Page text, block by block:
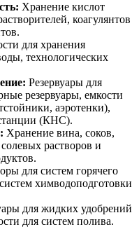
Хранение кислот
коагулянтов
для хранения
технологических
Резервуары для
резервуары, емкости
аэротенки),
(КНС).
Хранение вина, соков,
растворов и
для систем горячего
химводоподготовки
для жидких удобрений
для систем полива.